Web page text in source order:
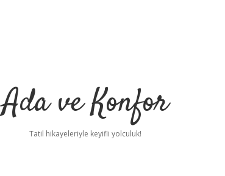
Ada ve Konfor
Tatil hikayeleriyle keyifli yolculuk!